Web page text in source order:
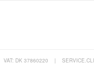
VAT: DK 37860220 |